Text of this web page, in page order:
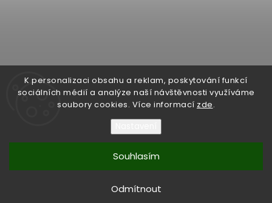
K personalizaci obsahu a reklam, poskytování funkcí
sociálních médií a analýze naší návštěvnosti využíváme
soubory cookies. Více informací zde.
Odmítnout
Souhlasím
Shoptet | Design